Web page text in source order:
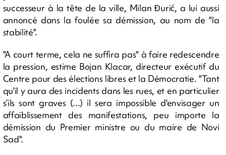
successeur à la tête de la ville, Milan Đurić, a lui aussi
annoncé dans la foulée sa démission, au nom de "la
stabilité".
"A court terme, cela ne suffira pas" à faire redescendre
la pression, estime Bojan Klacar, directeur exécutif du
Centre pour des élections libres et la Démocratie. "Tant
qu'il y aura des incidents dans les rues, et en particulier
s’ils sont graves (...) il sera impossible d'envisager un
affaiblissement des manifestations, peu importe la
démission du Premier ministre ou du maire de Novi
Sad".